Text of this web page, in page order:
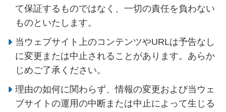
て保証するものではなく、一切の責任を負わない
ものといたします。
当ウェブサイト上のコンテンツやURLは予告なし
に変更または中止されることがあります。あらか
じめご了承ください。
理由の如何に関わらず、情報の変更および当ウェ
ブサイトの運用の中断または中止によって生じる